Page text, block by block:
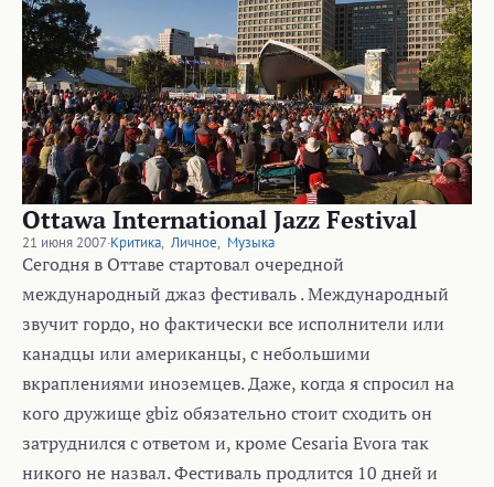
Ottawa International Jazz Festival
21 июня 2007·Критика, Личное, Музыка
Сегодня в Оттаве стартовал очередной
международный джаз фестиваль . Международный
звучит гордо, но фактически все исполнители или
канадцы или американцы, с небольшими
вкраплениями иноземцев. Даже, когда я спросил на
кого дружище gbiz обязательно стоит сходить он
затруднился с ответом и, кроме Cesaria Evora так
никого не назвал. Фестиваль продлится 10 дней и